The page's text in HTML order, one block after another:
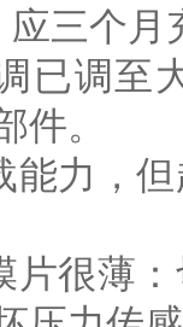
三个月
已调至
件。
能力，
片很薄